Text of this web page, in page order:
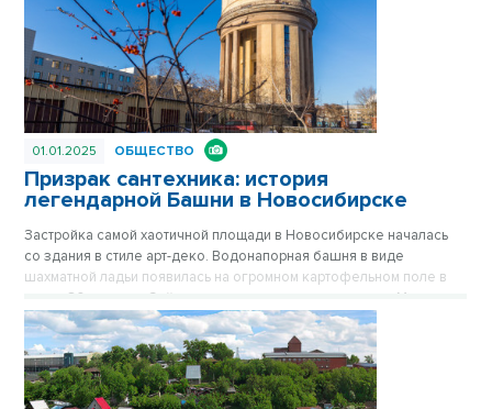
01.01.2025 ОБЩЕСТВО
Призрак сантехника: история
легендарной Башни в Новосибирске
Застройка самой хаотичной площади в Новосибирске началась
со здания в стиле арт-деко. Водонапорная башня в виде
шахматной ладьи появилась на огромном картофельном поле в
конце 30-х годов. Сейчас стильное здание на площади Маркса
спрятано за хрущевками, его хорошо видно только с высоких
точек обзора. Впрочем, с окружением Башне никогда не везло.
Сначала вокруг была картошка, которую сажали жители
окрестных деревень, затем возникли пятиэтажки, а после
зашумела пестрая барахолка на площади Маркса. Публикуется